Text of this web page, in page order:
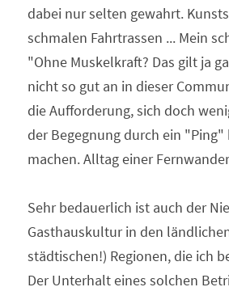
dabei nur selten gewahrt.
schmalen Fahrtrassen ... Mein
"Ohne Muskelkraft? Das gilt ja
nicht so gut an in dieser
die Aufforderung, sich doch
der Begegnung durch ein "Ping"
machen. Alltag einer
Sehr bedauerlich ist auch der
Gasthauskultur in den
städtischen!) Regionen, die ich
Der Unterhalt eines solchen